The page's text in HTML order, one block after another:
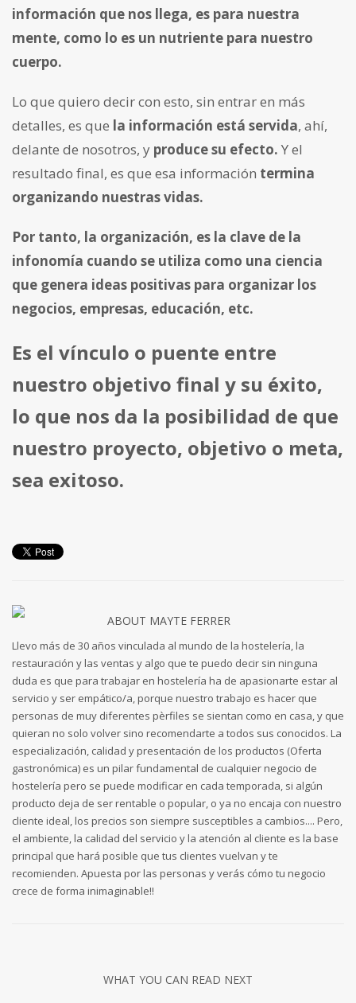
información que nos llega, es para nuestra
mente, como lo es un nutriente para nuestro
cuerpo.
Lo que quiero decir con esto, sin entrar en más
detalles, es que la información está servida, ahí,
delante de nosotros, y produce su efecto. Y el
resultado final, es que esa información termina
organizando nuestras vidas.
Por tanto, la organización, es la clave de la
infonomía cuando se utiliza como una ciencia
que genera ideas positivas para organizar los
negocios, empresas, educación, etc.
Es el vínculo o puente entre
nuestro objetivo final y su éxito,
lo que nos da la posibilidad de que
nuestro proyecto, objetivo o meta,
sea exitoso.
ABOUT MAYTE FERRER
Llevo más de 30 años vinculada al mundo de la hostelería, la
restauración y las ventas y algo que te puedo decir sin ninguna
duda es que para trabajar en hostelería ha de apasionarte estar al
servicio y ser empático/a, porque nuestro trabajo es hacer que
personas de muy diferentes pèrfiles se sientan como en casa, y que
quieran no solo volver sino recomendarte a todos sus conocidos. La
especialización, calidad y presentación de los productos (Oferta
gastronómica) es un pilar fundamental de cualquier negocio de
hostelería pero se puede modificar en cada temporada, si algún
producto deja de ser rentable o popular, o ya no encaja con nuestro
cliente ideal, los precios son siempre susceptibles a cambios.... Pero,
el ambiente, la calidad del servicio y la atención al cliente es la base
principal que hará posible que tus clientes vuelvan y te
recomienden. Apuesta por las personas y verás cómo tu negocio
crece de forma inimaginable!!
WHAT YOU CAN READ NEXT